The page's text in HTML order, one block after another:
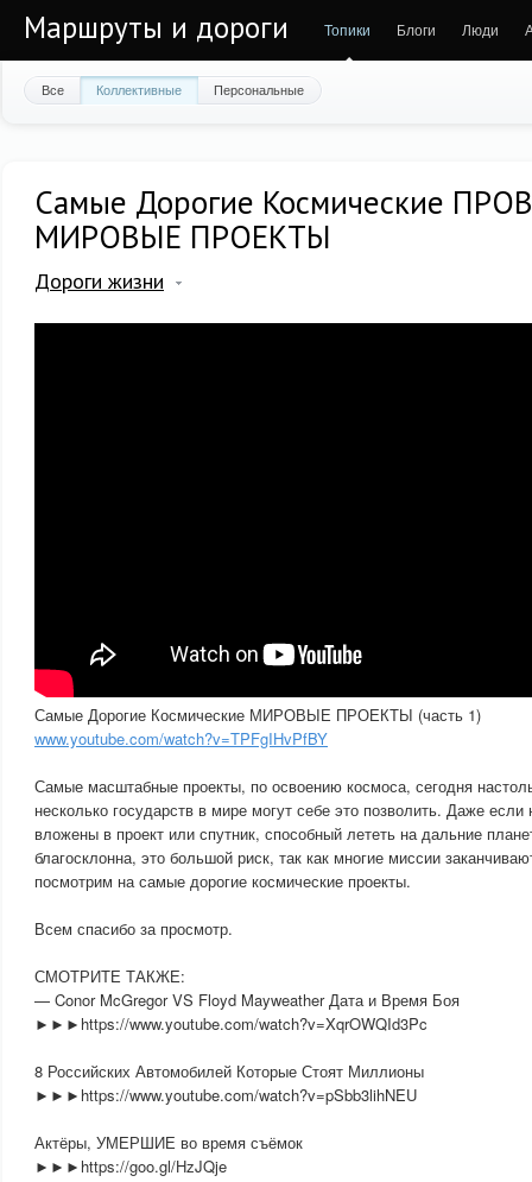
Маршруты и дороги Топики Блоги Люди
Все Коллективные Персональные
Самые Дорогие Космические
МИРОВЫЕ ПРОЕКТЫ
Дороги жизни
Самые Дорогие Космические МИРОВЫЕ ПРОЕКТЫ (часть 1)
www.youtube.com/watch?v=TPFgIHvPfBY
Самые масштабные проекты, по освоению космоса, сегодня
несколько государств в мире могут себе это позволить. Даже
вложены в проект или спутник, способный лететь на дальние
благосклонна, это большой риск, так как многие миссии
посмотрим на самые дорогие космические проекты.
Всем спасибо за просмотр.
СМОТРИТЕ ТАКЖЕ:
— Conor McGregor VS Floyd Mayweather Дата и Время Боя
►►►https://www.youtube.com/watch?v=XqrOWQId3Pc
8 Российских Автомобилей Которые Стоят Миллионы
►►►https://www.youtube.com/watch?v=pSbb3lihNEU
Актёры, УМЕРШИЕ во время съёмок
►►►https://goo.gl/HzJQje